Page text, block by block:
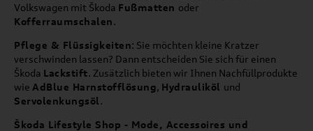
Volkswagen mit Škoda Fußmatten oder
Kofferraumschalen.
Pflege & Flüssigkeiten: Sie möchten kleine Kratzer
verschwinden lassen? Dann entscheiden Sie sich für einen
Škoda Lackstift. Zusätzlich bieten wir Ihnen Nachfüllprodukte
wie AdBlue Harnstofflösung, Hydrauliköl und
Servolenkungsöl.
Škoda Lifestyle Shop - Mode, Accessoires und